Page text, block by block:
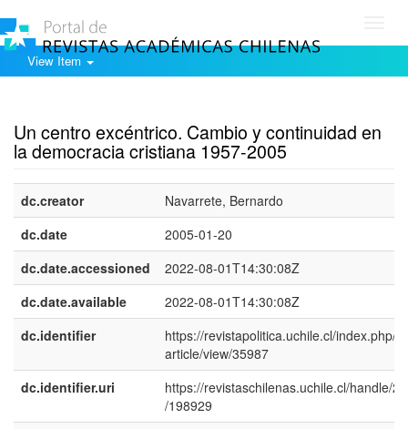
View Item
Un centro excéntrico. Cambio y continuidad en
la democracia cristiana 1957-2005
dc.creator
Navarrete, Bernardo
dc.date
2005-01-20
dc.date.accessioned
2022-08-01T14:30:08Z
dc.date.available
2022-08-01T14:30:08Z
dc.identifier
https://revistapolitica.uchile.cl/index.php/
article/view/35987
dc.identifier.uri
https://revistaschilenas.uchile.cl/handle/
/198929